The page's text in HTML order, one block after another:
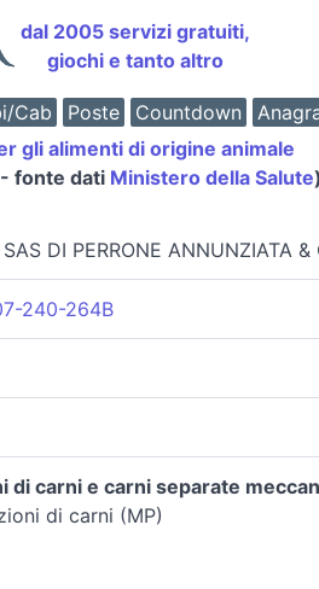
dal 2005 servizi gratuiti,
giochi e tanto altro
Cab Poste Countdown
gli alimenti di origine animale
fonte dati Ministero della Salute
DI PERRONE ANNUNZIATA &
240-264B
di carni e carni separate
di carni (MP)